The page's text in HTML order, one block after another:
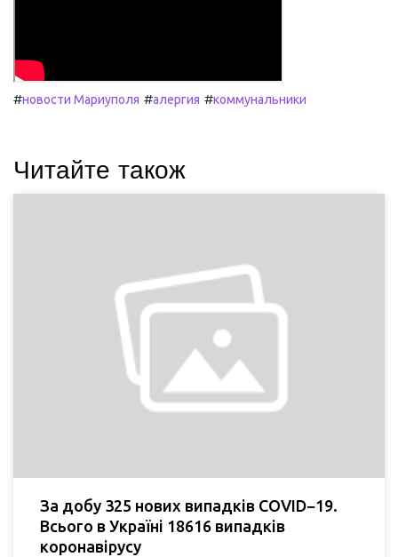
#новости Мариуполя #алергия #коммунальники
Читайте також
За добу 325 нових випадків COVID−19.
Всього в Україні 18616 випадків
коронавірусу